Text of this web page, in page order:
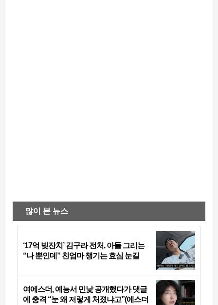
많이 본 뉴스
‘17억 빚잔치’ 김구라 전처, 아들 그리는
“나 뿐인데” 친엄마 챙기는 효심 눈길
여에스더, 예능서 민낯 공개했다가 댓글
에 충격 “눈 왜 저렇게 처졌냐고”(에스더